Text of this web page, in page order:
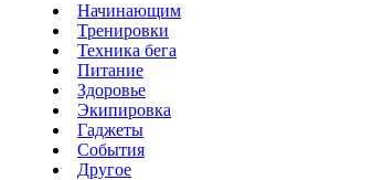
Начинающим
Тренировки
Техника бега
Питание
Здоровье
Экипировка
Гаджеты
События
Другое